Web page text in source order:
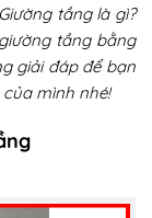
tầng là gì?
tầng bằng
giải đáp để bạn
mình nhé!